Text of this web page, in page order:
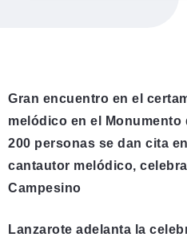
Gran encuentro en el
melódico en el Monumento
200 personas se dan cita
cantautor melódico,
Campesino
Lanzarote adelanta la